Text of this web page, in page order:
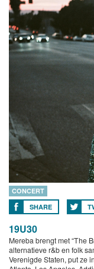
CONCERT
SHARE
19U30
Mereba brengt met “The
alternatieve r&b en folk
Verenigde Staten, put ze